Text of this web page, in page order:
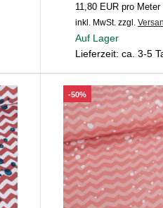
11,80 EUR pro Meter
inkl. MwSt. zzgl.
Auf Lager
Lieferzeit: ca. 3-5
-50%